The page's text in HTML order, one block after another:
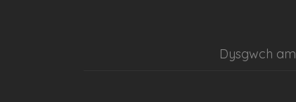
Dysgwch am